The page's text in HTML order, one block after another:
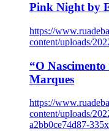
Pink Night by
https://
content/uploads/
“O
Marques
https://
content/uploads/
a2bb0ce74d87-